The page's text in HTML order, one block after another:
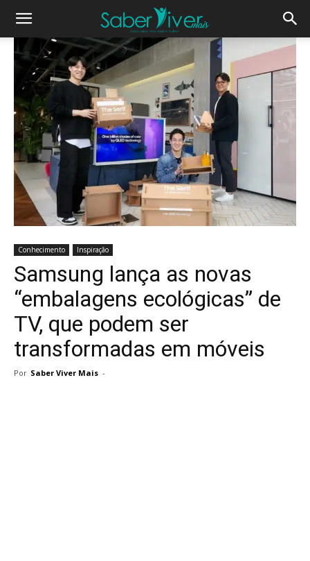
Conhecimento Inspiração
Samsung lança as novas
“embalagens ecológicas” de
TV, que podem ser
transformadas em móveis
Por Saber Viver Mais -